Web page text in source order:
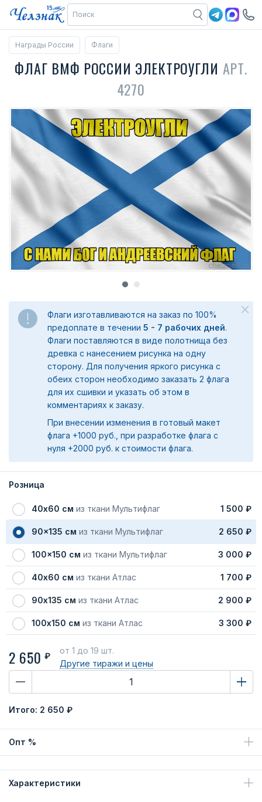
Награды России Флаги
ФЛАГ ВМФ РОССИИ ЭЛЕКТРОУГЛИ АРТ.
4270
Флаги изготавливаются на заказ по 100%
предоплате в течении 5 - 7 рабочих дней.
Флаги поставляются в виде полотнища без
древка с нанесением рисунка на одну
сторону. Для получения яркого рисунка с
обеих сторон необходимо заказать 2 флага
для их сшивки и указать об этом в
комментариях к заказу.
При внесении изменения в готовый макет
флага +1000 руб., при разработке флага с
нуля +2000 руб. к стоимости флага.
Розница
40х60 см из ткани Мультифлаг 1 500 ₽
90x135 см из ткани Мультифлаг 2 650 ₽
100x150 см из ткани Мультифлаг 3 000 ₽
40х60 см из ткани Атлас 1 700 ₽
90х135 см из ткани Атлас 2 900 ₽
100х150 см из ткани Атлас 3 300 ₽
2 650 ₽
от 1 до 19 шт.
Другие тиражи и цены
Итого: 2 650 ₽
Опт %
Характеристики